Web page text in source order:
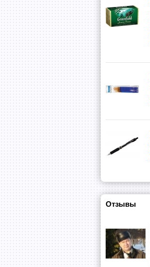
Отзывы